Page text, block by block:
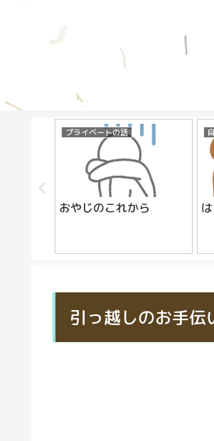
プライベートの話
おやじのこれから
引っ越しのお手伝